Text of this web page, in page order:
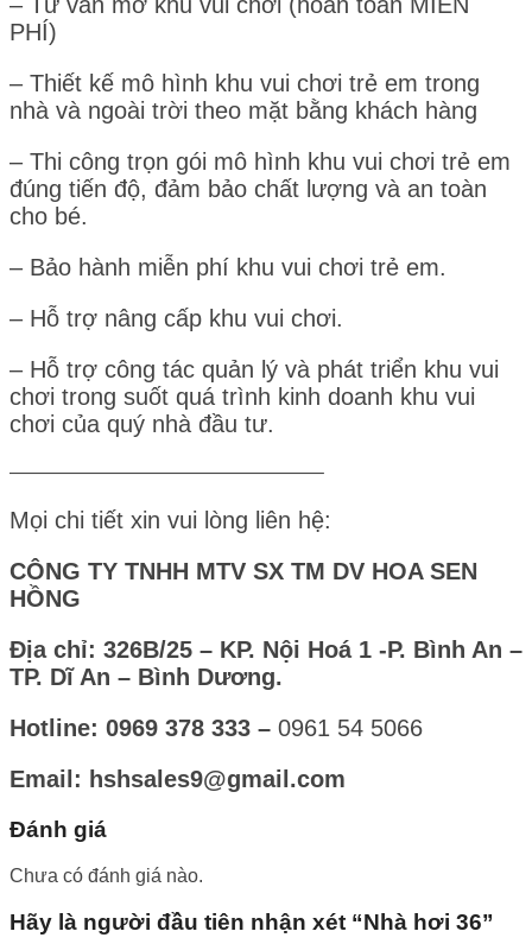
PHÍ)
– Thiết kế mô hình khu vui chơi trẻ em trong
nhà và ngoài trời theo mặt bằng khách hàng
– Thi công trọn gói mô hình khu vui chơi trẻ em
đúng tiến độ, đảm bảo chất lượng và an toàn
cho bé.
– Bảo hành miễn phí khu vui chơi trẻ em.
– Hỗ trợ nâng cấp khu vui chơi.
– Hỗ trợ công tác quản lý và phát triển khu vui
chơi trong suốt quá trình kinh doanh khu vui
chơi của quý nhà đầu tư.
————————————————–
Mọi chi tiết xin vui lòng liên hệ:
CÔNG TY TNHH MTV SX TM DV HOA SEN
HỒNG
Địa chỉ: 326B/25 – KP. Nội Hoá 1 -P. Bình An –
TP. Dĩ An – Bình Dương.
Hotline: 0969 378 333 – 0961 54 5066
Email: hshsales9@gmail.com
Đánh giá
Chưa có đánh giá nào.
Hãy là người đầu tiên nhận xét “Nhà hơi 36”